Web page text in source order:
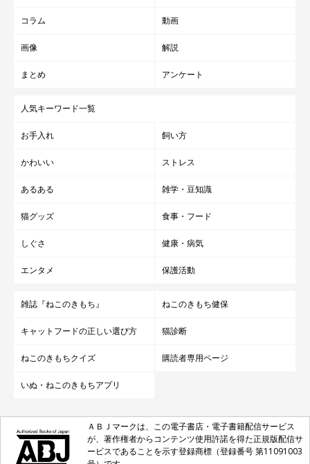
コラム 動画
画像 解説
まとめ アンケート
人気キーワード一覧
お手入れ 飼い方
かわいい ストレス
あるある 雑学・豆知識
猫グッズ 食事・フード
しぐさ 健康・病気
エンタメ 保護活動
雑誌『ねこのきもち』 ねこのきもち健保
キャットフードの正しい選び方 猫診断
ねこのきもちクイズ 購読者専用ページ
いぬ・ねこのきもちアプリ
ＡＢＪマークは、この電子書店・電子書籍配信サービス
が、著作権者からコンテンツ使用許諾を得た正規版配信サ
ービスであることを示す登録商標（登録番号 第11091003